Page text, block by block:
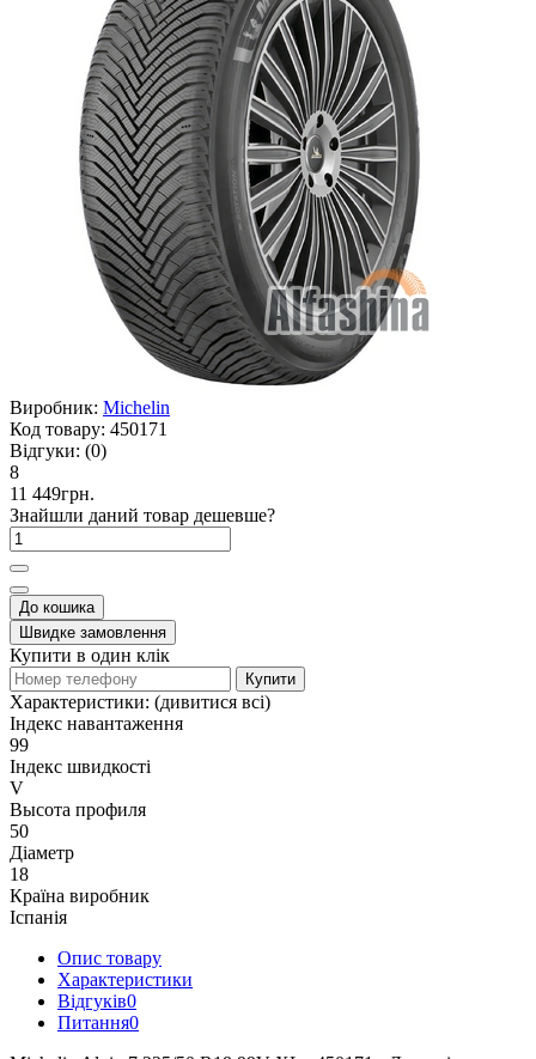
Виробник: Michelin
Код товару: 450171
Відгуки: (0)
8
11 449грн.
Знайшли даний товар дешевше?
До кошика
Швидке замовлення
Купити в один клік
Купити
Характеристики: (дивитися всі)
Індекс навантаження
99
Індекс швидкості
V
Высота профиля
50
Діаметр
18
Країна виробник
Іспанія
Опис товару
Характеристики
Відгуків0
Питання0